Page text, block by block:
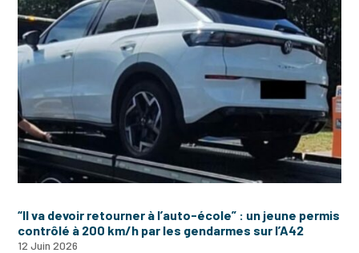
“Il va devoir retourner à l’auto-école” : un jeune permis
contrôlé à 200 km/h par les gendarmes sur l’A42
12 Juin 2026